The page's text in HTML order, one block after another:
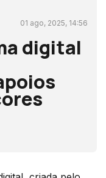
01 ago, 2025, 14:56
digital